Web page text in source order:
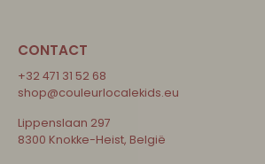
CONTACT
+32 471 31 52 68
shop@couleurlocalekids.eu
Lippenslaan 297
8300 Knokke-Heist, België